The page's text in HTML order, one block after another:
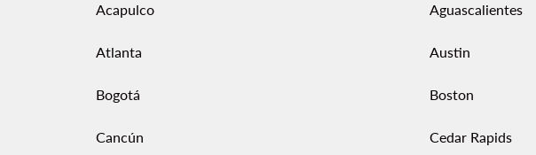
Acapulco Aguascalientes
Atlanta Austin
Bogotá Boston
Cancún Cedar Rapids